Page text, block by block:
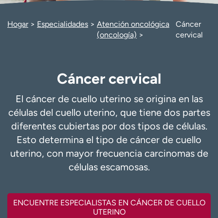
Ready. Set. CO.
Ensayos clínicos
Empleados
Profesionales
Asistencia financiera
d
e
c
Hogar Especialidades
Atención oncológica
(oncología)
Cáncer
cervical
Cáncer cervical
El cáncer de cuello uterino se origina en las
células del cuello uterino, que tiene dos partes
diferentes cubiertas por dos tipos de células.
Esto determina el tipo de cáncer de cuello
uterino, con mayor frecuencia carcinomas de
células escamosas.
ENCUENTRE ESPECIALISTAS EN CÁNCER DE CUELLO
UTERINO